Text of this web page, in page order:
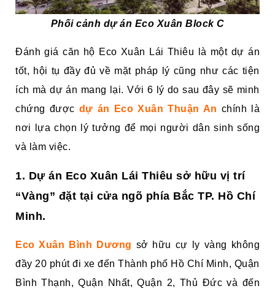
Phối cảnh dự án Eco Xuân Block C
Đánh giá căn hộ Eco Xuân Lái Thiêu là một dự án
tốt, hội tụ đầy đủ về mặt pháp lý cũng như các tiện
ích mà dự án mang lại. Với 6 lý do sau đây sẽ minh
chứng được dự án Eco Xuân Thuận An chính là
nơi lựa chọn lý tưởng để mọi người dân sinh sống
và làm việc.
1. Dự án Eco Xuân Lái Thiêu sở hữu vị trí
“Vàng” đặt tại cửa ngõ phía Bắc TP. Hồ Chí
Minh.
Eco Xuân Bình Dương sở hữu cự ly vàng không
đầy 20 phút đi xe đến Thành phố Hồ Chí Minh, Quận
Bình Thạnh, Quận Nhất, Quận 2, Thủ Đức và đến